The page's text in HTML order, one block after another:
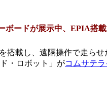
ボードが展示中、EPIA搭載
載し、遠隔操作で走らせ
・ロボット」がコムサテ